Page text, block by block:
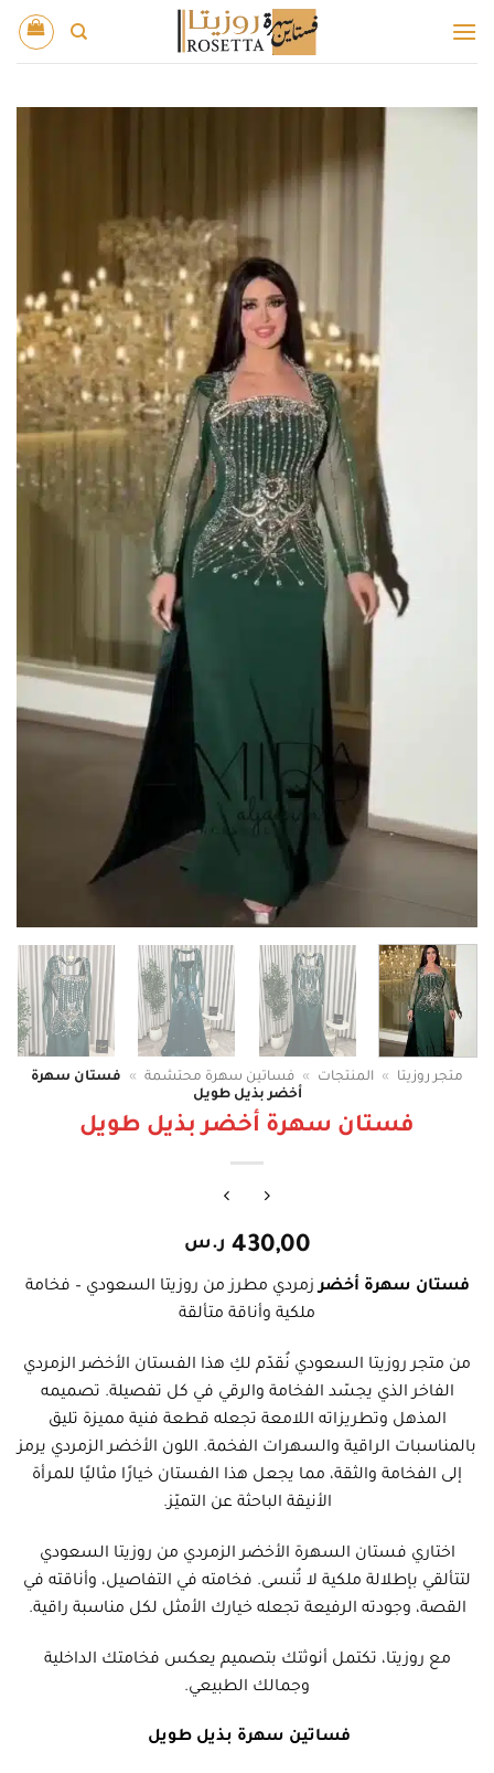
للمحتوى
متجر روزيتا » المنتجات » فساتين سهرة محتشمة »
فستان سهرة
أخضر بذيل طويل
فستان سهرة أخضر بذيل طويل
430,00 ر.س
فستان سهرة أخضرزمردي مطرز من روزيتا السعودي – فخامة
ملكية وأناقة متألقة
من متجر روزيتا السعودي نُقدّم لكِ هذا الفستان الأخضر الزمردي
الفاخر الذي يجسّد الفخامة والرقي في كل تفصيلة. تصميمه
المذهل وتطريزاته اللامعة تجعله قطعة فنية مميزة تليق
بالمناسبات الراقية والسهرات الفخمة. اللون الأخضر الزمردي يرمز
إلى الفخامة والثقة، مما يجعل هذا الفستان خيارًا مثاليًا للمرأة
الأنيقة الباحثة عن التميّز.
اختاري فستان السهرة الأخضر الزمردي من روزيتا السعودي
لتتألقي بإطلالة ملكية لا تُنسى. فخامته في التفاصيل، وأناقته في
القصة، وجودته الرفيعة تجعله خيارك الأمثل لكل مناسبة راقية.
مع روزيتا، تكتمل أنوثتك بتصميم يعكس فخامتك الداخلية
وجمالك الطبيعي.
فساتين سهرة بذيل طويل